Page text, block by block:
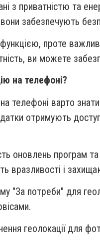
з приватністю та
забезпечують
проте
ви можете
на телефоні?
телефоні варто
отримують
оновлень програм
вразливості і
"За потреби" для
геолокації для